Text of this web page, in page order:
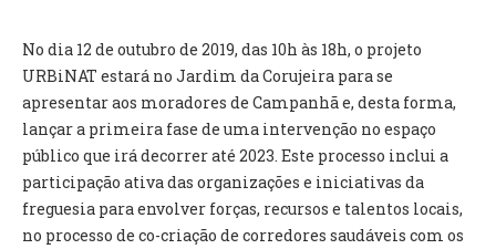
ATAS E DOCUMENTOS DA ASSEMBLEIA
EDITAIS
REGULAMENTOS E TAXAS
PLANO E ORÇAMENTO
No dia 12 de outubro de 2019, das 10h às 18h, o projeto
URBiNAT estará no Jardim da Corujeira para se
apresentar aos moradores de Campanhã e, desta forma,
lançar a primeira fase de uma intervenção no espaço
público que irá decorrer até 2023. Este processo inclui a
participação ativa das organizações e iniciativas da
freguesia para envolver forças, recursos e talentos locais,
no processo de co-criação de corredores saudáveis com os